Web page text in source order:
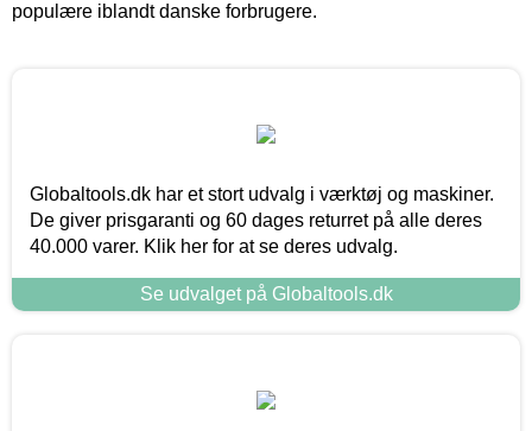
populære iblandt danske forbrugere.
Globaltools.dk har et stort udvalg i værktøj og maskiner.
De giver prisgaranti og 60 dages returret på alle deres
40.000 varer. Klik her for at se deres udvalg.
Se udvalget på Globaltools.dk